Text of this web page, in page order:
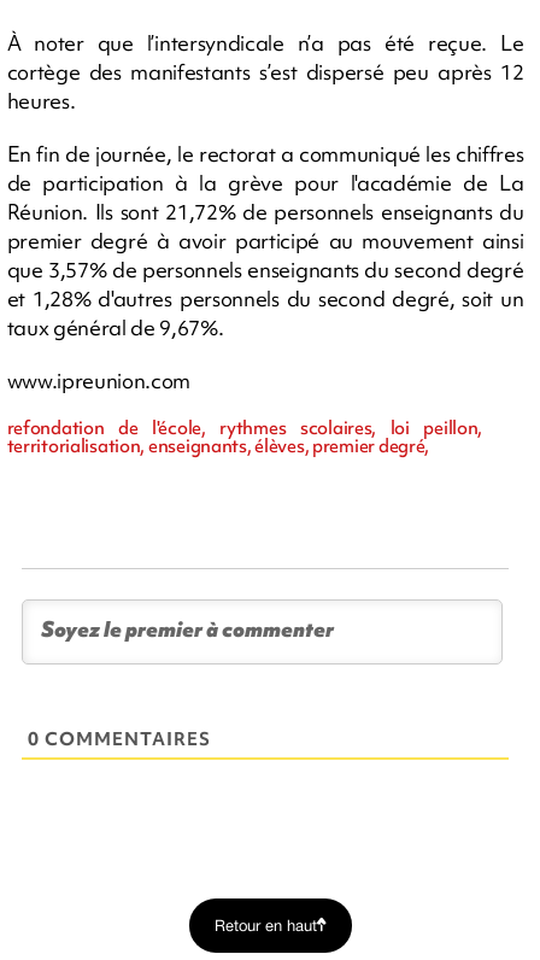
À noter que l’intersyndicale n’a pas été reçue. Le
cortège des manifestants s’est dispersé peu après 12
heures.
En fin de journée, le rectorat a communiqué les chiffres
de participation à la grève pour l'académie de La
Réunion. Ils sont 21,72% de personnels enseignants du
premier degré à avoir participé au mouvement ainsi
que 3,57% de personnels enseignants du second degré
et 1,28% d'autres personnels du second degré, soit un
taux général de 9,67%.
www.ipreunion.com
refondation de l'école, rythmes scolaires, loi peillon,
territorialisation, enseignants, élèves, premier degré,
0 COMMENTAIRES
Retour en haut